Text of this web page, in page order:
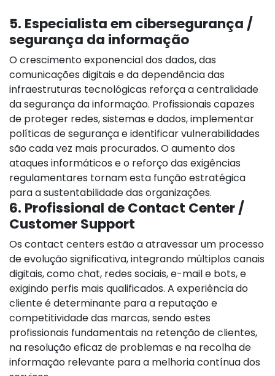
5. Especialista em cibersegurança /
segurança da informação
O crescimento exponencial dos dados, das
comunicações digitais e da dependência das
infraestruturas tecnológicas reforça a centralidade
da segurança da informação. Profissionais capazes
de proteger redes, sistemas e dados, implementar
políticas de segurança e identificar vulnerabilidades
são cada vez mais procurados. O aumento dos
ataques informáticos e o reforço das exigências
regulamentares tornam esta função estratégica
para a sustentabilidade das organizações.
6. Profissional de Contact Center /
Customer Support
Os contact centers estão a atravessar um processo
de evolução significativa, integrando múltiplos canais
digitais, como chat, redes sociais, e-mail e bots, e
exigindo perfis mais qualificados. A experiência do
cliente é determinante para a reputação e
competitividade das marcas, sendo estes
profissionais fundamentais na retenção de clientes,
na resolução eficaz de problemas e na recolha de
informação relevante para a melhoria contínua dos